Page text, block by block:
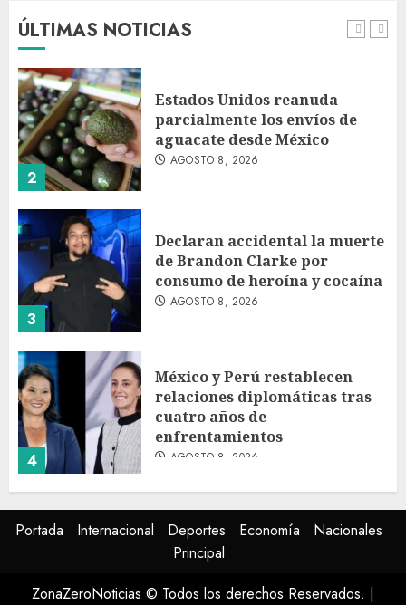
ÚLTIMAS NOTICIAS
1 AGOSTO 8, 2026
2
Estados Unidos reanuda
parcialmente los envíos de
aguacate desde México
AGOSTO 8, 2026
3
Declaran accidental la muerte
de Brandon Clarke por
consumo de heroína y cocaína
AGOSTO 8, 2026
4
México y Perú restablecen
relaciones diplomáticas tras
cuatro años de
enfrentamientos
AGOSTO 8, 2026
Avances en reproducción
asistida saturan marco legal
mexicano, señala experto
AGOSTO 8, 2026
Portada Internacional Deportes Economía
Nacionales
Principal
ZonaZeroNoticias © Todos los derechos Reservados. |